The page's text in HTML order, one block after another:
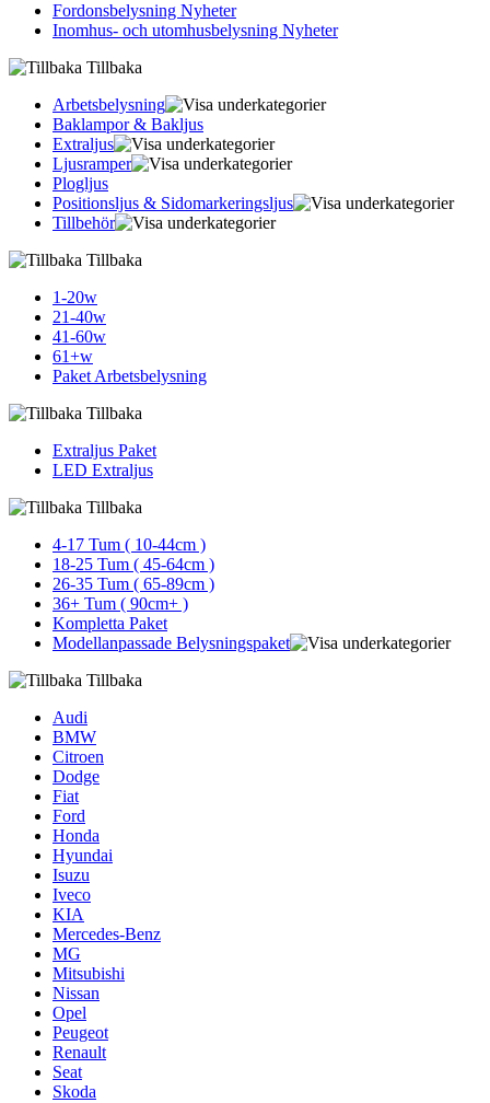
Fordonsbelysning Nyheter
Inomhus- och utomhusbelysning Nyheter
Tillbaka
Arbetsbelysning
Baklampor & Bakljus
Extraljus
Ljusramper
Plogljus
Positionsljus & Sidomarkerings­ljus
Tillbehör
Tillbaka
1-20w
21-40w
41-60w
61+w
Paket Arbetsbelysning
Tillbaka
Extraljus Paket
LED Extraljus
Tillbaka
4-17 Tum ( 10-44cm )
18-25 Tum ( 45-64cm )
26-35 Tum ( 65-89cm )
36+ Tum ( 90cm+ )
Kompletta Paket
Modellanpassade Belysningspaket
Tillbaka
Audi
BMW
Citroen
Dodge
Fiat
Ford
Honda
Hyundai
Isuzu
Iveco
KIA
Mercedes-Benz
MG
Mitsubishi
Nissan
Opel
Peugeot
Renault
Seat
Skoda